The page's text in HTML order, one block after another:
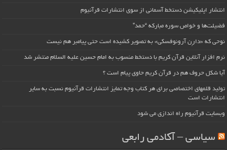
انتشار اپلیکیشن دستخط آسمانی از سوی انتشارات قرآنیوم
فضیلت‌ها و خواص سوره مبارکه “حمد”
نوحی که «دارِن آرونوفسکی» به تصویر کشیده است حتی پیامبر هم نیست
نرم افزار آنلاین قرآن کریم با دستخط منسوب به امام حسین علیه السلام منتشر شد
آیا شکل حروف هم در قرآن کریم حاوی پیام است ؟
تولید قلمهای اختصاصی برای هر کتاب وجه تمایز انتشارات قرآنیوم نسبت به سایر
انتشارات است
وبسایت قرآنیوم راه اندازی می شود
سیاسی – آکادمی رابعی